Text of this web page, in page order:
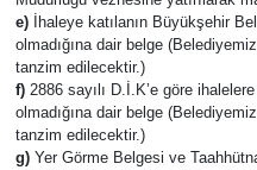
e)İhaleye katılanın Büyükşehir
olmadığına dair belge
tanzim edilecektir.)
f)2886 sayılı D.İ.K’e göre
olmadığına dair belge
tanzim edilecektir.)
g)Yer Görme Belgesi ve